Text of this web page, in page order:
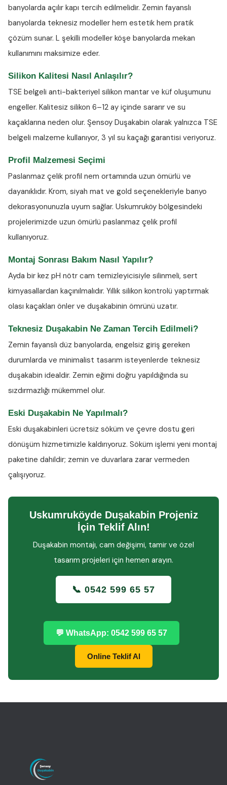
banyolarda açılır kapı tercih edilmelidir. Zemin fayanslı
banyolarda teknesiz modeller hem estetik hem pratik
çözüm sunar. L şekilli modeller köşe banyolarda mekan
kullanımını maksimize eder.
Silikon Kalitesi Nasıl Anlaşılır?
TSE belgeli anti-bakteriyel silikon mantar ve küf oluşumunu
engeller. Kalitesiz silikon 6–12 ay içinde sararır ve su
kaçaklarına neden olur. Şensoy Duşakabin olarak yalnızca TSE
belgeli malzeme kullanıyor, 3 yıl su kaçağı garantisi veriyoruz.
Profil Malzemesi Seçimi
Paslanmaz çelik profil nem ortamında uzun ömürlü ve
dayanıklıdır. Krom, siyah mat ve gold seçenekleriyle banyo
dekorasyonunuzla uyum sağlar. Uskumruköy bölgesindeki
projelerimizde uzun ömürlü paslanmaz çelik profil
kullanıyoruz.
Montaj Sonrası Bakım Nasıl Yapılır?
Ayda bir kez pH nötr cam temizleyicisiyle silinmeli, sert
kimyasallardan kaçınılmalıdır. Yıllık silikon kontrolü yaptırmak
olası kaçakları önler ve duşakabinin ömrünü uzatır.
Teknesiz Duşakabin Ne Zaman Tercih Edilmeli?
Zemin fayanslı düz banyolarda, engelsiz giriş gereken
durumlarda ve minimalist tasarım isteyenlerde teknesiz
duşakabin idealdir. Zemin eğimi doğru yapıldığında su
sızdırmazlığı mükemmel olur.
Eski Duşakabin Ne Yapılmalı?
Eski duşakabinleri ücretsiz söküm ve çevre dostu geri
dönüşüm hizmetimizle kaldırıyoruz. Söküm işlemi yeni montaj
paketine dahildir; zemin ve duvarlara zarar vermeden
çalışıyoruz.
Uskumruköyde Duşakabin Projeniz
İçin Teklif Alın!
Duşakabin montajı, cam değişimi, tamir ve özel
tasarım projeleri için hemen arayın.
📞 0542 599 65 57
💬 WhatsApp: 0542 599 65 57
Online Teklif Al